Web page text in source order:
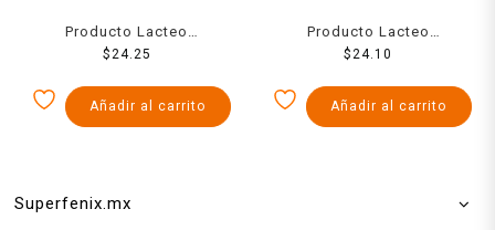
Producto Lacteo
Combinado Nutri
$ 24.25
Añadir al carrito
Producto Lacteo
Combinado Forti
$ 24.10
Añadir al carrito
Superfenix.mx